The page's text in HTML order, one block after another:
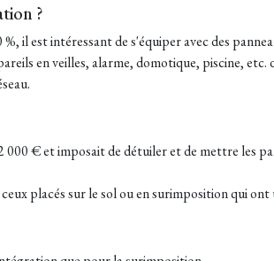
?
il est intéressant de s'équiper avec des
en veilles, alarme, domotique, piscine,
€ et imposait de détuiler et de mettre les
placés sur le sol ou en surimposition qui